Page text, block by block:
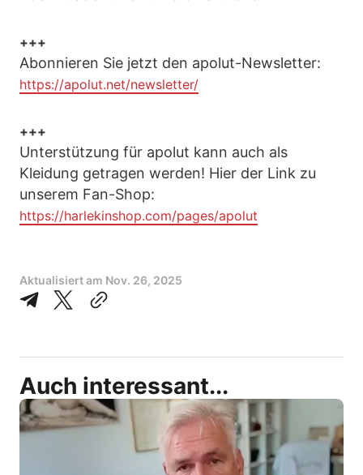
+++
Abonnieren Sie jetzt den apolut-Newsletter:
https://apolut.net/newsletter/
+++
Unterstützung für apolut kann auch als
Kleidung getragen werden! Hier der Link zu
unserem Fan-Shop:
https://harlekinshop.com/pages/apolut
Aktualisiert am Nov. 26, 2025
Auch interessant...